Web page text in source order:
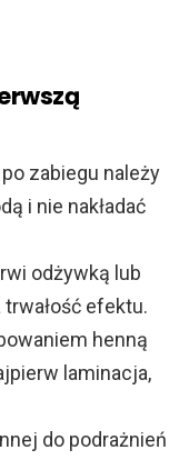
zabiegu należy
i nie nakładać
odżywką lub
efektu.
henną
laminacja,
do podrażnień